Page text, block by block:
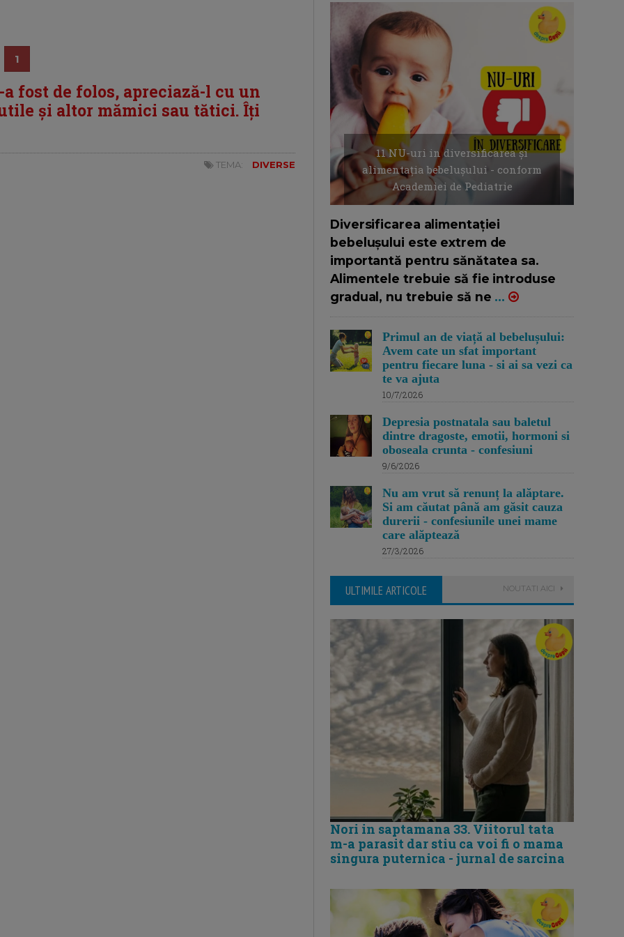
1
fost de folos, apreciază-l cu un
și altor mămici sau tătici. Îți
TEMA: DIVERSE
11 NU-uri in diversificarea și
alimentația bebelușului - conform
Academiei de Pediatrie
Diversificarea alimentației
bebelușului este extrem de
importantă pentru sănătatea sa.
Alimentele trebuie să fie introduse
gradual, nu trebuie să ne ...
Primul an de viață al bebelușului:
Avem cate un sfat important
pentru fiecare luna - si ai sa vezi ca
te va ajuta
10/7/2026
Depresia postnatala sau baletul
dintre dragoste, emotii, hormoni si
oboseala crunta - confesiuni
9/6/2026
Nu am vrut să renunț la alăptare.
Si am căutat până am găsit cauza
durerii - confesiunile unei mame
care alăptează
27/3/2026
ULTIMILE ARTICOLE NOUTATI AICI
Nori in saptamana 33. Viitorul tata
m-a parasit dar stiu ca voi fi o mama
singura puternica - jurnal de sarcina